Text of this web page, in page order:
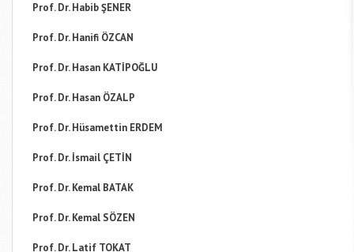
Prof. Dr. Habib ŞENER
Prof. Dr. Hanifi ÖZCAN
Prof. Dr. Hasan KATİPOĞLU
Prof. Dr. Hasan ÖZALP
Prof. Dr. Hüsamettin ERDEM
Prof. Dr. İsmail ÇETİN
Prof. Dr. Kemal BATAK
Prof. Dr. Kemal SÖZEN
Prof. Dr. Latif TOKAT